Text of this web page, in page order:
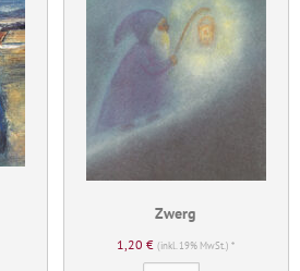
Zwerg
1,20€ (inkl. 19% MwSt.) *